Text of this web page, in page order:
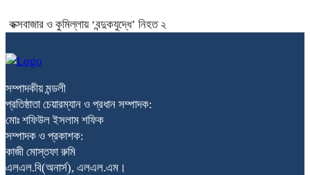
কক্সবাজার ও কুমিল্লায় ‘বন্দুকযুদ্ধে’ নিহত ২
সম্পাদকীয় মন্ডলী
প্রতিষ্ঠাতা চেয়ারম্যান ও প্রধান সম্পাদক:
মোঃ শফিউল ইসলাম শফিক
সম্পাদক ও প্রকাশক:
কাজী মোস্তফা রুমি
এলএল.বি(অনার্স), এলএল.এম।